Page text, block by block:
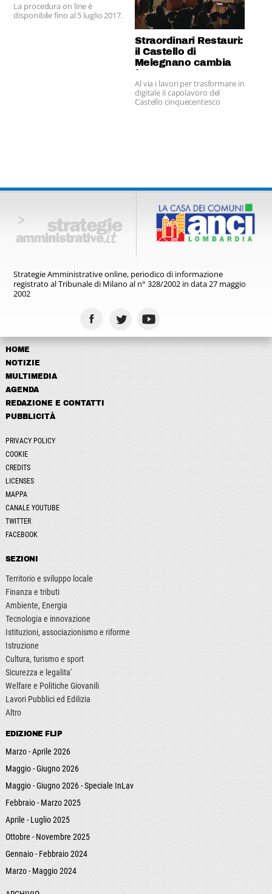
La procedura on line è
disponibile fino al 5 luglio 2017.
Straordinari Restauri:
il Castello di
Melegnano cambia
forma
Al via i lavori per trasformare in
digitale il capolavoro del
Castello cinquecentesco
Strategie Amministrative online, periodico di informazione
registratoal Tribunale di Milano al n° 328/2002 in data 27 maggio
2002
HOME
NOTIZIE
MULTIMEDIA
AGENDA
REDAZIONE E CONTATTI
PUBBLICITÀ
PRIVACY POLICY
COOKIE
CREDITS
LICENSES
MAPPA
CANALE YOUTUBE
TWITTER
FACEBOOK
SEZIONI
Territorio e sviluppo locale
Finanza e tributi
Ambiente, Energia
Tecnologia e innovazione
Istituzioni, associazionismo e riforme
Istruzione
Cultura, turismo e sport
Sicurezza e legalita'
Welfare e Politiche Giovanili
Lavori Pubblici ed Edilizia
Altro
EDIZIONE FLIP
Marzo - Aprile 2026
Maggio - Giugno 2026
Maggio - Giugno 2026 - Speciale InLav
Febbraio - Marzo 2025
Aprile - Luglio 2025
Ottobre - Novembre 2025
Gennaio - Febbraio 2024
Marzo - Maggio 2024